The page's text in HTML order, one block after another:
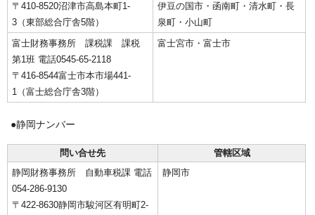
〒410-8520沼津市高島本町1-
3（東部総合庁舎5階）
伊豆の国市・函南町・清水町・長
泉町・小山町
富士財務事務所 課税課 課税
第1班 電話0545-65-2118
〒416-8544富士市本市場441-
1（富士総合庁舎3階）
富士宮市・富士市
●静岡ナンバー
問い合せ先
管轄区域
静岡財務事務所 自動車税課 電話
054-286-9130
〒422-8630静岡市駿河区有明町2-
静岡市